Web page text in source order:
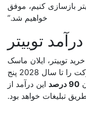
کنیم، موفق
خواهیم شد.”
توییتر
ایلان ماسک
گفت که می خواهد درآمد سالانه شرکت را تا سال 2028 پنج
این درآمد از
تبلیغات خواهد بود.